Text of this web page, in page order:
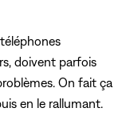
doivent parfois
On fait ça
en le rallumant.